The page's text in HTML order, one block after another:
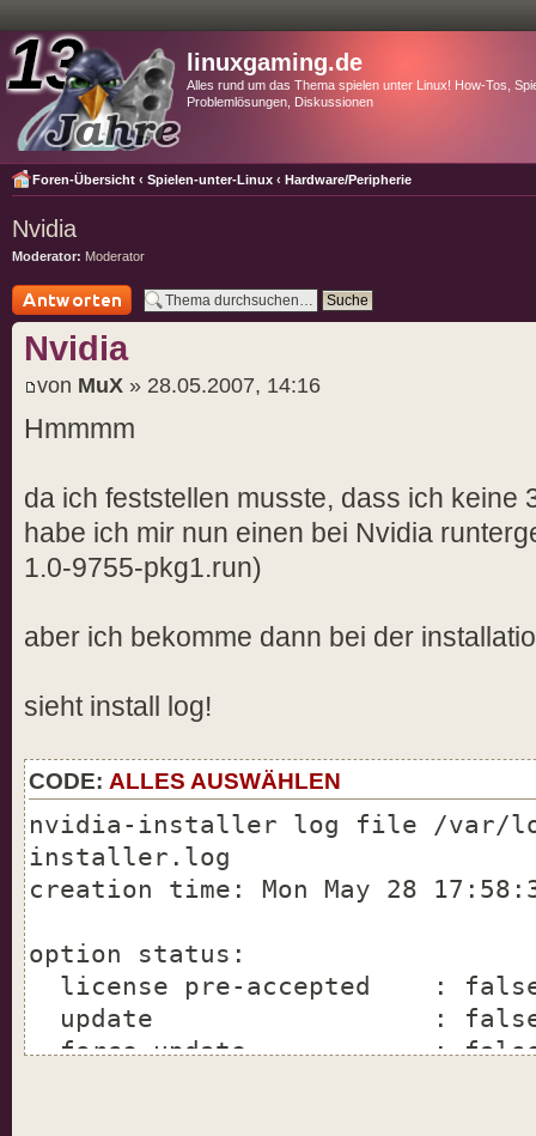
linuxgaming.de
Alles rund um das Thema spielen unter Linux! How-Tos,
Problemlösungen, Diskussionen
Foren-Übersicht ‹ Spielen-unter-Linux ‹ Hardware/Peripherie
Nvidia
Moderator: Moderator
Antwort schreiben
Nvidia
von MuX » 28.05.2007, 14:16
Hmmmm
da ich feststellen musste, dass ich keine
habe ich mir nun einen bei Nvidia
1.0-9755-pkg1.run)
aber ich bekomme dann bei der
sieht install log!
CODE: ALLES AUSWÄHLEN
nvidia-installer log file /var/
installer.log
creation time: Mon May 28
option status:
license pre-accepted :
update :
force update :